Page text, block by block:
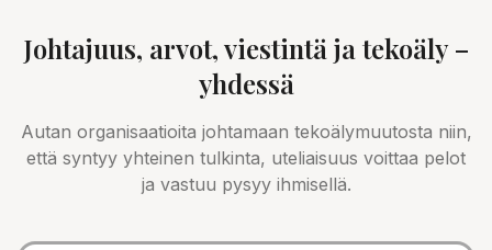
Johtajuus, arvot, viestintä ja tekoäly –
yhdessä
Autan organisaatioita johtamaan tekoälymuutosta niin,
että syntyy yhteinen tulkinta, uteliaisuus voittaa pelot
ja vastuu pysyy ihmisellä.